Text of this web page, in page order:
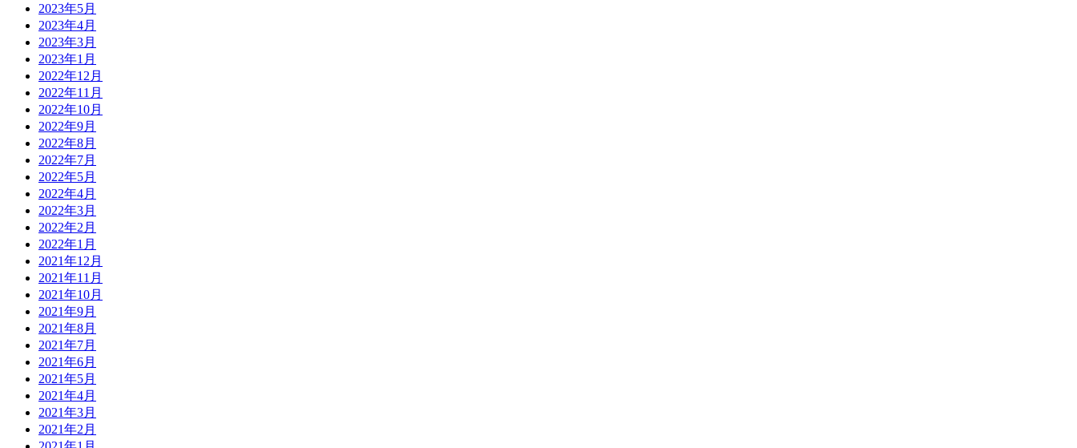
2023年5月
2023年4月
2023年3月
2023年1月
2022年12月
2022年11月
2022年10月
2022年9月
2022年8月
2022年7月
2022年5月
2022年4月
2022年3月
2022年2月
2022年1月
2021年12月
2021年11月
2021年10月
2021年9月
2021年8月
2021年7月
2021年6月
2021年5月
2021年4月
2021年3月
2021年2月